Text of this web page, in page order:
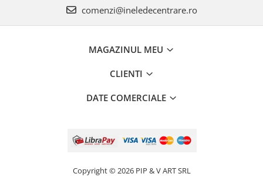
comenzi@ineledecentrare.ro
MAGAZINUL MEU
CLIENTI
DATE COMERCIALE
Copyright © 2026 PIP & V ART SRL